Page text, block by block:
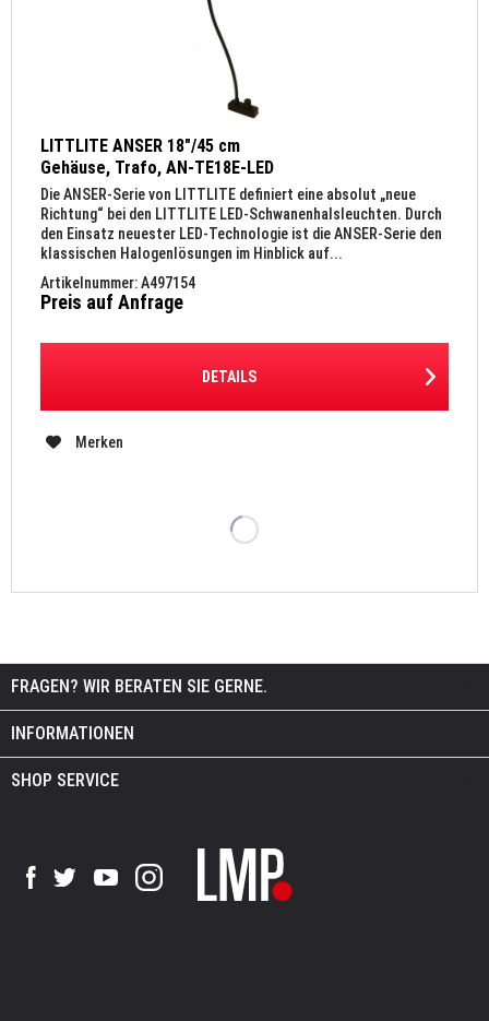
LITTLITE ANSER 18"/45 cm
Gehäuse, Trafo, AN-TE18E-LED
Die ANSER-Serie von LITTLITE definiert eine absolut „neue
Richtung“ bei den LITTLITE LED-Schwanenhalsleuchten. Durch
den Einsatz neuester LED-Technologie ist die ANSER-Serie den
klassischen Halogenlösungen im Hinblick auf...
Artikelnummer: A497154
Preis auf Anfrage
DETAILS
Merken
FRAGEN? WIR BERATEN SIE GERNE.
INFORMATIONEN
SHOP SERVICE